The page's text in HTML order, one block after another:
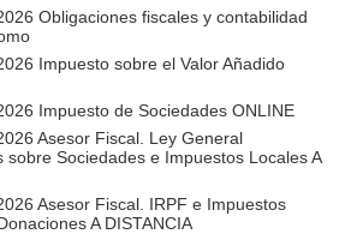
Obligaciones fiscales y contabilidad
Impuesto sobre el Valor Añadido
Impuesto de Sociedades ONLINE
Asesor Fiscal. Ley General
sobre Sociedades e Impuestos Locales A
Asesor Fiscal. IRPF e Impuestos
A DISTANCIA